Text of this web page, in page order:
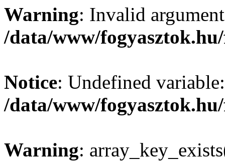
Warning: Invalid
/data/www/
Notice: Undefined
/data/www/
Warning: